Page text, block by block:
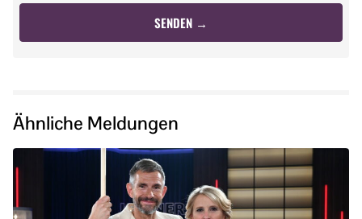
Ähnliche Meldungen